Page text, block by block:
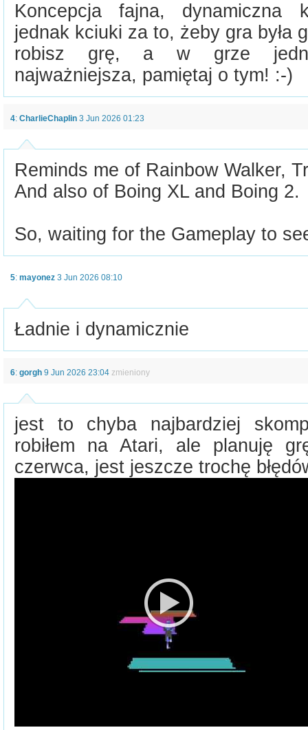
Koncepcja fajna, dynamiczna
jednak kciuki za to, żeby gra była
robisz grę, a w grze
najważniejsza, pamiętaj o tym! :-)
4: CharlieChaplin 3 Jun 2026 01:23
Reminds me of Rainbow Walker,
And also of Boing XL and Boing 2.
So, waiting for the Gameplay to
5: mayonez 3 Jun 2026 08:10
Ładnie i dynamicznie
6: gorgh 9 Jun 2026 23:04 zmieniony
jest to chyba najbardziej
robiłem na Atari, ale planuję
czerwca, jest jeszcze trochę